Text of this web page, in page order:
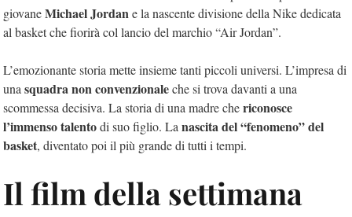
giovaneMichael Jordane la nascente divisione della Nike dedicata
al basket che fiorirà col lancio del marchio “Air Jordan”.
L’emozionante storia mette insieme tanti piccoli universi. L’impresa di
una squadra non convenzionaleche si trova davanti a una
scommessa decisiva. La storia di una madre chericonosce
l’immenso talentodi suo figlio. La nascita del “fenomeno” del
basket, diventato poi il più grande di tutti i tempi.
Il film della settimana